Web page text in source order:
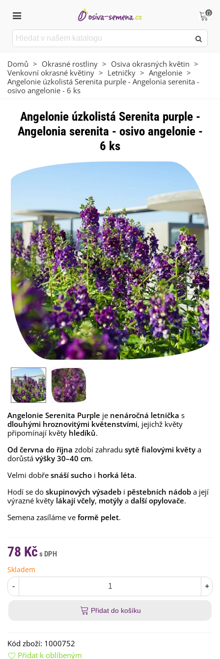
0
Domů > Okrasné rostliny > Osiva okrasných květin >
Venkovní okrasné květiny > Letničky > Angelonie >
Angelonie úzkolistá Serenita purple - Angelonia serenita -
osivo angelonie - 6 ks
Angelonie úzkolistá Serenita purple -
Angelonia serenita - osivo angelonie -
6 ks
Angelonie Serenita Purple je nenáročná letnička s
dlouhými hroznovitými květenstvími, jejichž květy
připomínají květy hledíků.
Od června do října zdobí zahradu sytě fialovými květy a
dorůstá výšky 30–40 cm.
Velmi dobře snáší sucho i horká léta.
Hodí se do skupinových výsadeb i pěstebních nádob a její
výrazné květy lákají včely, motýly a další opylovače.
Semena zasíláme ve formě pelet.
78 Kč
Skladem
- +
Přidat do košíku
Kód zboží: 1000752
Přidat k oblíbeným